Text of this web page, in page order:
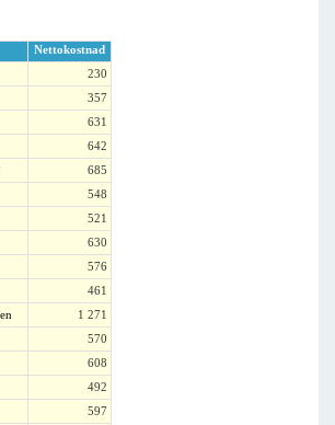
Nettokostnad
230
357
631
642
685
548
521
630
576
461
1 271
570
608
492
597